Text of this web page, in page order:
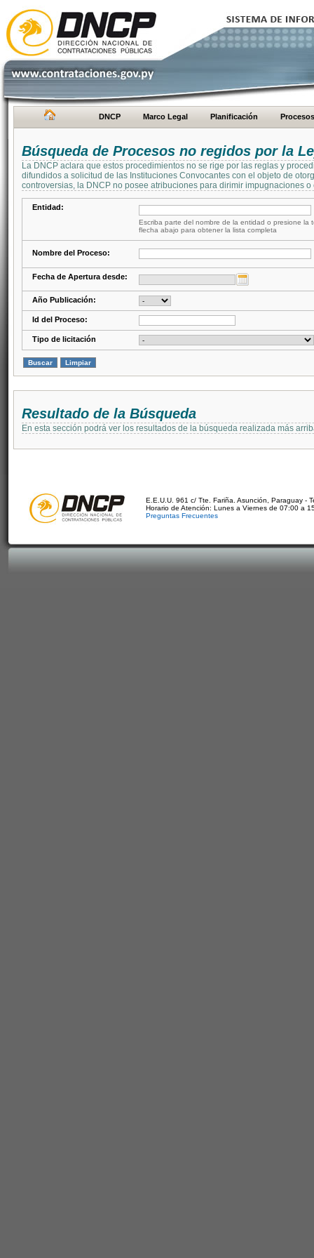
DNCP Marco Legal Planificación Procesos
Búsqueda de Procesos no regidos por la
La DNCP aclara que estos procedimientos no se rige por las reglas y
difundidos a solicitud de las Instituciones Convocantes con el objeto de
controversias, la DNCP no posee atribuciones para dirimir impugnaciones
Entidad:
Escriba parte del nombre de la entidad o presione la
flecha abajo para obtener la lista completa
Nombre del Proceso:
Fecha de Apertura desde:
Año Publicación:
Id del Proceso:
Tipo de licitación
Resultado de la Búsqueda
En esta sección podrá ver los resultados de la búsqueda realizada más
E.E.U.U. 961 c/ Tte. Fariña. Asunción, Paraguay -
Horario de Atención: Lunes a Viernes de 07:00 a
Preguntas Frecuentes